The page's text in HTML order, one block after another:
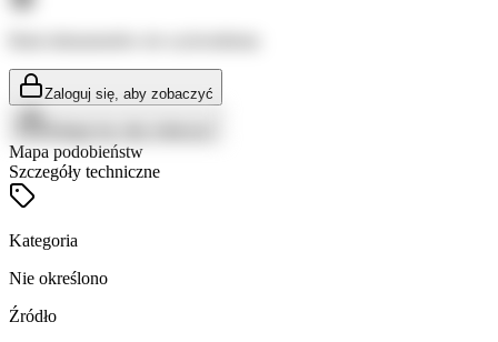
Zaloguj się, aby zobaczyć
Mapa podobieństw
Szczegóły techniczne
Kategoria
Nie określono
Źródło